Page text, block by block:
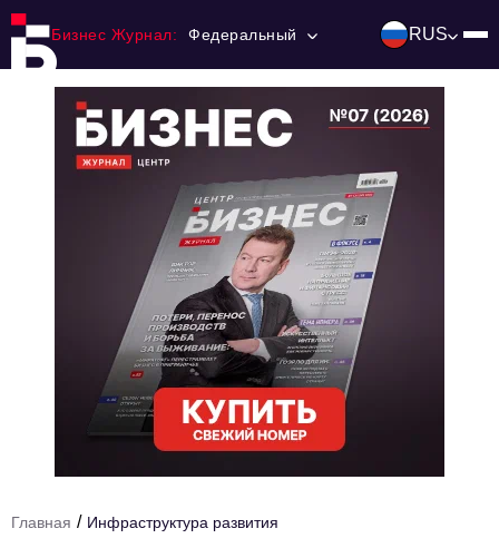
Бизнес Журнал: Федеральный RUS
Ниши и рынки
Технологии и тренды
Тема номера
Главная / Инфраструктура развития